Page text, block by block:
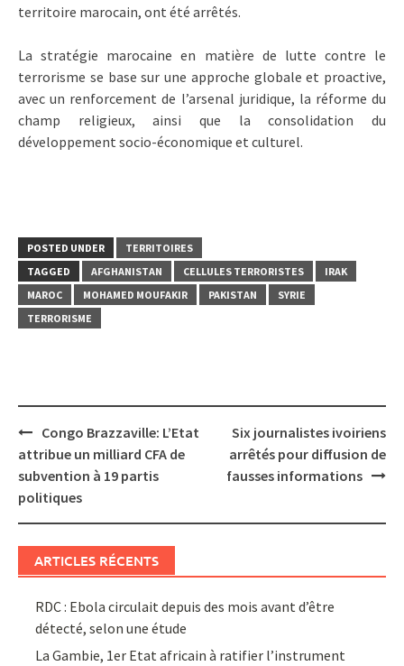
territoire marocain, ont été arrêtés.
La stratégie marocaine en matière de lutte contre le
terrorisme se base sur une approche globale et proactive,
avec un renforcement de l’arsenal juridique, la réforme du
champ religieux, ainsi que la consolidation du
développement socio-économique et culturel.
POSTED UNDER
TERRITOIRES
TAGGED
AFGHANISTAN CELLULES TERRORISTES
IRAK
MAROC
MOHAMED MOUFAKIR PAKISTAN
SYRIE
TERRORISME
Post
navigation
Congo Brazzaville: L’Etat
attribue un milliard CFA de
subvention à 19 partis
politiques
Six journalistes ivoiriens
arrêtés pour diffusion de
fausses informations
ARTICLES RÉCENTS
RDC : Ebola circulait depuis des mois avant d’être
détecté, selon une étude
La Gambie, 1er Etat africain à ratifier l’instrument